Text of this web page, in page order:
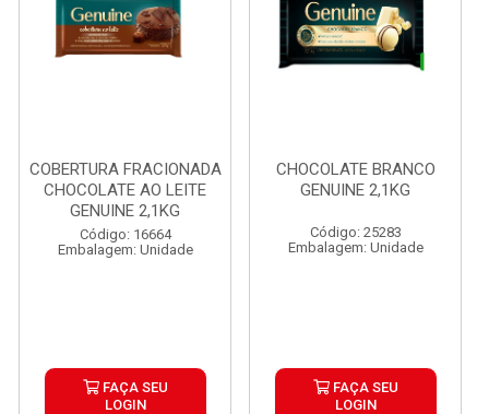
COBERTURA FRACIONADA
CHOCOLATE AO LEITE
GENUINE 2,1KG
Código: 16664
Embalagem: Unidade
FAÇA SEU
LOGIN
CHOCOLATE BRANCO
GENUINE 2,1KG
Código: 25283
Embalagem: Unidade
FAÇA SEU
LOGIN